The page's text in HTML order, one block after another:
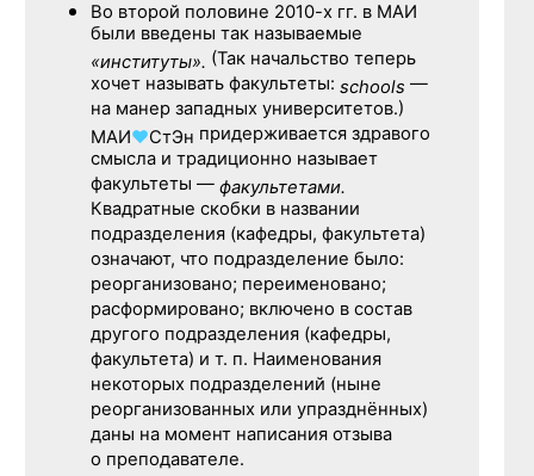
Во второй половине 2010-х гг. в МАИ
были введены так называемые
«институты». (Так начальство теперь
хочет называть факультеты: schools —
на манер западных университетов.)
МАИ♥СтЭн придерживается здравого
смысла и традиционно называет
факультеты — факультетами.
Квадратные скобки в названии
подразделения (кафедры, факультета)
означают, что подразделение было:
реорганизовано; переименовано;
расформировано; включено в состав
другого подразделения (кафедры,
факультета) и т. п. Наименования
некоторых подразделений (ныне
реорганизованных или упразднённых)
даны на момент написания отзыва
о преподавателе.